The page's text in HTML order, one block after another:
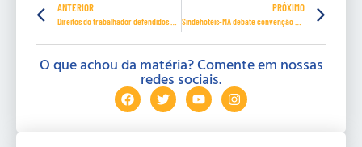
ANTERIOR PRÓXIMO
O que achou da matéria? Comente em nossas
redes sociais.